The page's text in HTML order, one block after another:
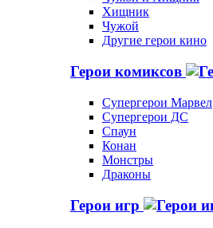
Хищник
Чужой
Другие герои кино
Герои комиксов
Супергерои Марвел
Супергерои ДС
Спаун
Конан
Монстры
Драконы
Герои игр